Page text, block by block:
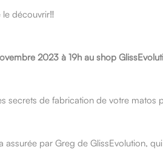
découvrir‼️
2023 à 19h au shop
secrets de fabrication de votre
assurée par Greg de GlissEvolution,